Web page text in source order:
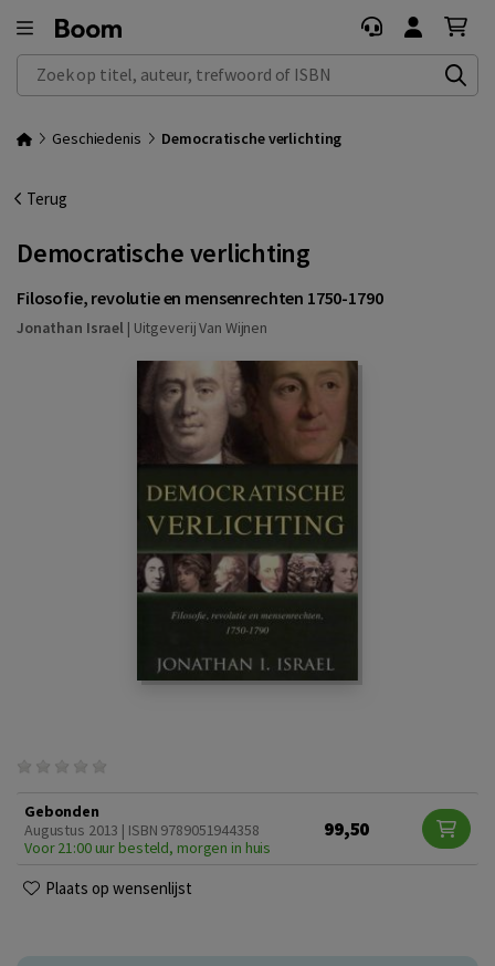
Zoek op titel, auteur, trefwoord of ISBN
Geschiedenis Democratische verlichting
Terug
Democratische verlichting
Filosofie, revolutie en mensenrechten 1750-1790
Jonathan Israel | Uitgeverij Van Wijnen
Gebonden
Augustus 2013 | ISBN 9789051944358
Voor 21:00 uur besteld, morgen in huis
99,50
Plaats op wensenlijst